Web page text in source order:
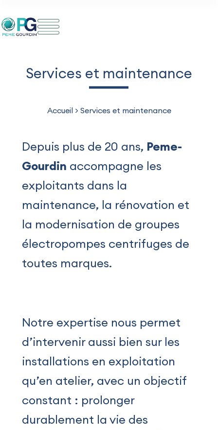
au
Services et maintenance
Accueil> Services et maintenance
Depuis plus de 20 ans, Peme-
Gourdin accompagne les
exploitants dans la
maintenance, la rénovation et
la modernisation de groupes
électropompes centrifuges de
toutes marques.
Notre expertise nous permet
d’intervenir aussi bien sur les
installations en exploitation
qu’en atelier, avec un objectif
constant : prolonger
durablement la vie des